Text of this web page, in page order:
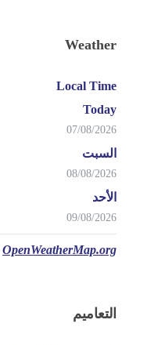
Weather
Local Time
Today
07/08/2026
السبت
08/08/2026
الأحد
09/08/2026
OpenWeatherMap.org
التعاميم